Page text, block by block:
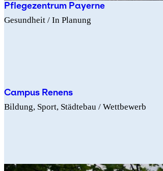
Pflegezentrum Payerne
Gesundheit / In Planung
Campus Renens
Bildung Sport Städtebau / Wettbewerb